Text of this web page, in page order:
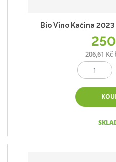
Bio Víno Kačina
206,61 Kč